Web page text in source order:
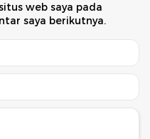
web saya pada
saya berikutnya.